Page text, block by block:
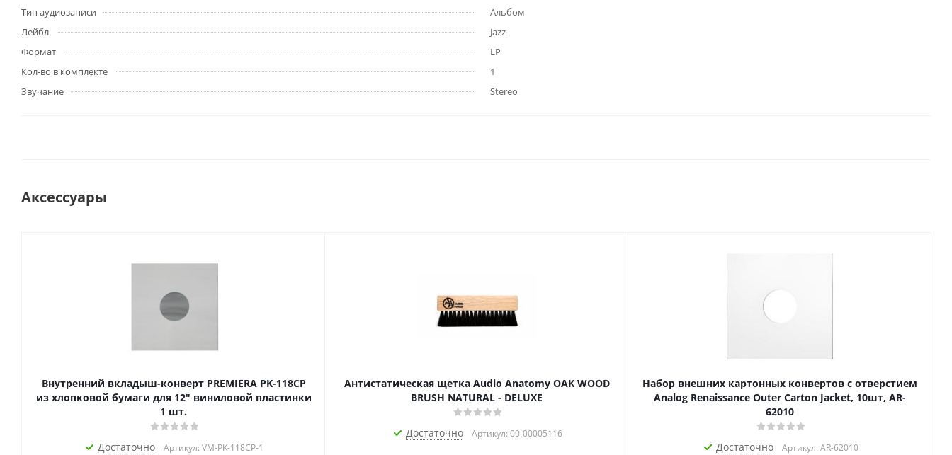
Тип аудиозаписи
Альбом
Лейбл
Jazz
Формат
LP
Кол-во в комплекте
1
Звучание
Stereo
Аксессуары
Внутренний вкладыш-конверт PREMIERA PK-118CP
из хлопковой бумаги для 12" виниловой пластинки
1 шт.
Достаточно Артикул: VM-PK-118CP-1
Антистатическая щетка Audio Anatomy OAK WOOD
BRUSH NATURAL - DELUXE
Достаточно Артикул: 00-00005116
Набор внешних картонных конвертов с отверстием
Analog Renaissance Оuter Carton Jacket, 10шт, AR-
62010
Достаточно Артикул: AR-62010